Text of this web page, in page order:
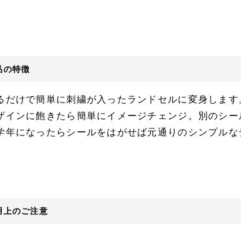
の特徴
だけで簡単に刺繍が入ったランドセルに変身しま
インに飽きたら簡単にイメージチェンジ。別のシ
年になったらシールをはがせば元通りのシンプル
上のご注意